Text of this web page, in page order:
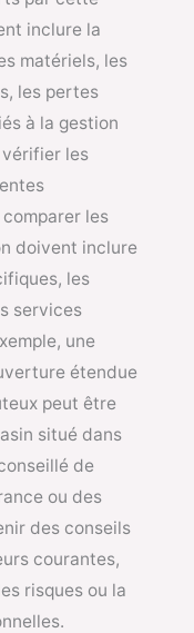
inclure la
matériels, les
les pertes
à la gestion
les
comparer les
doivent inclure
les
services
une
étendue
peut être
situé dans
de
ou des
des conseils
courantes,
risques ou la